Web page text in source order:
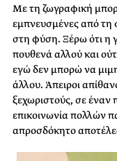
Με τη ζωγραφική
εμπνευσμένες από τη
στη φύση. Ξέρω ότι η
πουθενά αλλού και
εγώ δεν μπορώ να
άλλου. Άπειροι
ξεχωριστούς, σε έναν
επικοινωνία πολλών
απροσδόκητο